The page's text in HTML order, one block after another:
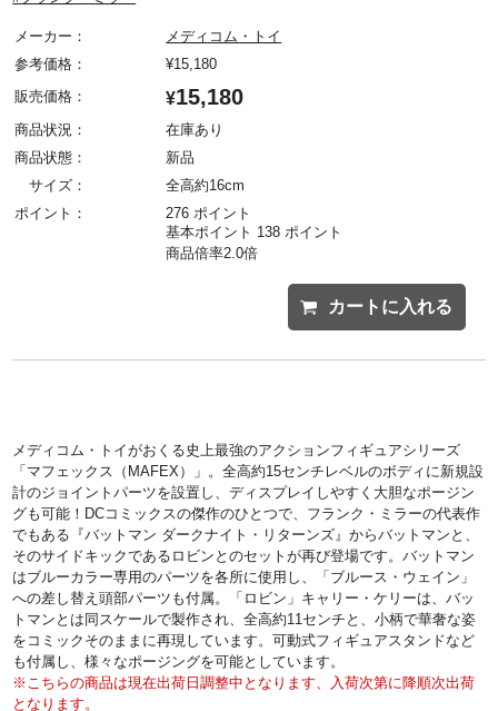
メーカー：
メディコム・トイ
参考価格：
¥15,180
販売価格：
¥15,180
商品状況：
在庫あり
商品状態：
新品
サイズ：
全高約16cm
ポイント：
276 ポイント
基本ポイント 138 ポイント
商品倍率2.0倍
カートに入れる
メディコム・トイがおくる史上最強のアクションフィギュアシリーズ
「マフェックス（MAFEX）」。全高約15センチレベルのボディに新規設
計のジョイントパーツを設置し、ディスプレイしやすく大胆なポージン
グも可能！DCコミックスの傑作のひとつで、フランク・ミラーの代表作
でもある『バットマン ダークナイト・リターンズ』からバットマンと、
そのサイドキックであるロビンとのセットが再び登場です。バットマン
はブルーカラー専用のパーツを各所に使用し、「ブルース・ウェイン」
への差し替え頭部パーツも付属。「ロビン」キャリー・ケリーは、バッ
トマンとは同スケールで製作され、全高約11センチと、小柄で華奢な姿
をコミックそのままに再現しています。可動式フィギュアスタンドなど
も付属し、様々なポージングを可能としています。
※こちらの商品は現在出荷日調整中となります、入荷次第に降順次出荷
となります。